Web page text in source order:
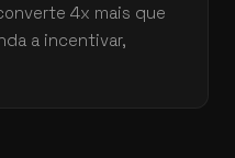
4x mais que
a incentivar,